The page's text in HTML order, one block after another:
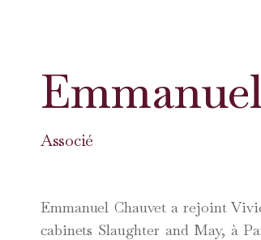
Associé
Emmanuel Chauvet a rejoint
cabinets Slaughter and May, à